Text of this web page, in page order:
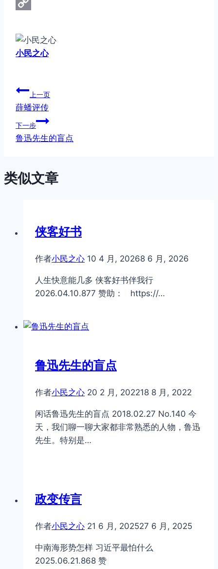
WhatsApp
Link
小民之心
文
章
导
上一页
薛蟠评传
下一步
鲁迅先生的盲点
类似文章
侠客好书
作者小民之心 10 4 月, 20268 6 月, 2026
人生快意能几多 侠客好书伴我行
2026.04.10.877 赞助： https://…
鲁迅先生的盲点
作者小民之心 20 2 月, 202218 8 月, 2022
闲话鲁迅先生的盲点 2018.02.27 No.140 今
天，我们聊一聊大家都非常熟悉的人物，鲁迅
先生。特别是…
政变传言
作者小民之心 21 6 月, 202527 6 月, 2025
中南海形势怎样 习近平最怕什么
2025.06.21.868 赞